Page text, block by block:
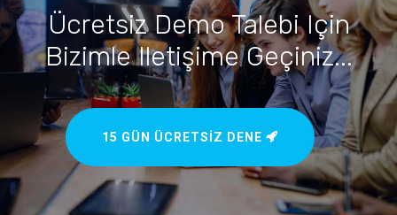
Ücretsiz Demo Talebi Için
Bizimle Iletişime Geçiniz...
15 GÜN ÜCRETSIZ DENE